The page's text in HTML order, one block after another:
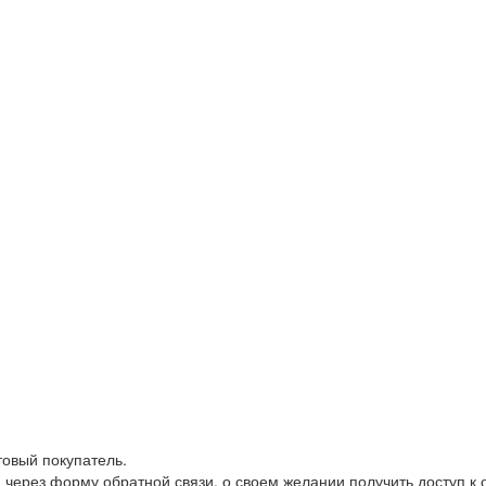
покупатель.
форму обратной связи, о своем желании получить доступ